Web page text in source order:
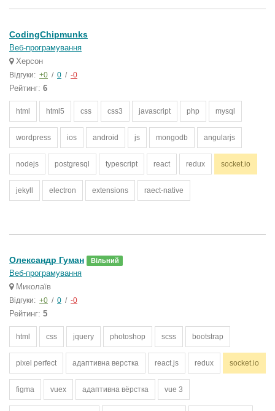
CodingChipmunks
Веб-програмування
Херсон
Відгуки: +0 / 0 / -0
Рейтинг: 6
html html5 css css3 javascript php mysql
wordpress ios android js mongodb angularjs
nodejs postgresql typescript react redux socket.io
jekyll electron extensions raect-native
Олександр Гуман Вільний
Веб-програмування
Миколаїв
Відгуки: +0 / 0 / -0
Рейтинг: 5
html css jquery photoshop scss bootstrap
pixel perfect адаптивна верстка react.js redux socket.io
figma vuex адаптивна вёрстка vue 3